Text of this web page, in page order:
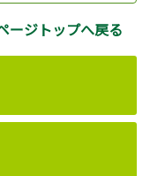
ージトップへ戻る